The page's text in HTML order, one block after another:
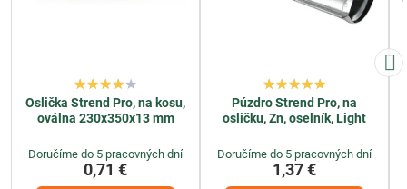
Oslička Strend Pro, na kosu,
oválna 230x350x13 mm
Doručíme do 5 pracovných dní
0,71 €
Púzdro Strend Pro, na
osličku, Zn, oselník, Light
Doručíme do 5 pracovných dní
1,37 €